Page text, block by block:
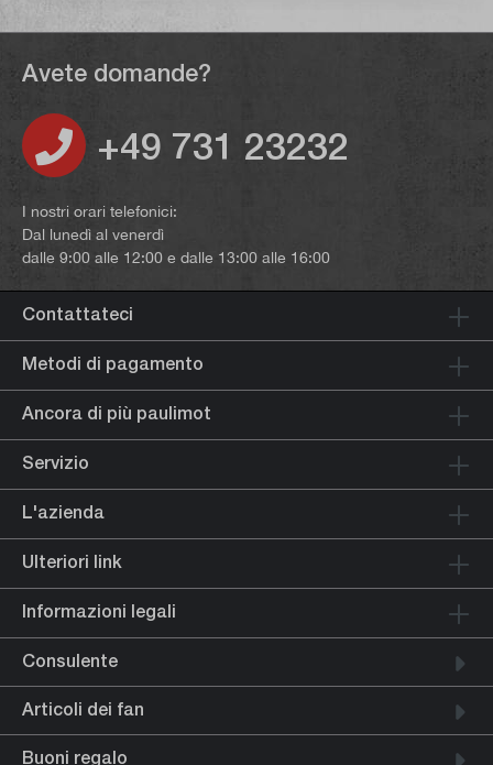
Avete domande?
+49 731 23232
I nostri orari telefonici:
Dal lunedì al venerdì
dalle 9:00 alle 12:00 e dalle 13:00 alle 16:00
Contattateci
Metodi di pagamento
Ancora di più paulimot
Servizio
L'azienda
Ulteriori link
Informazioni legali
Consulente
Articoli dei fan
Buoni regalo